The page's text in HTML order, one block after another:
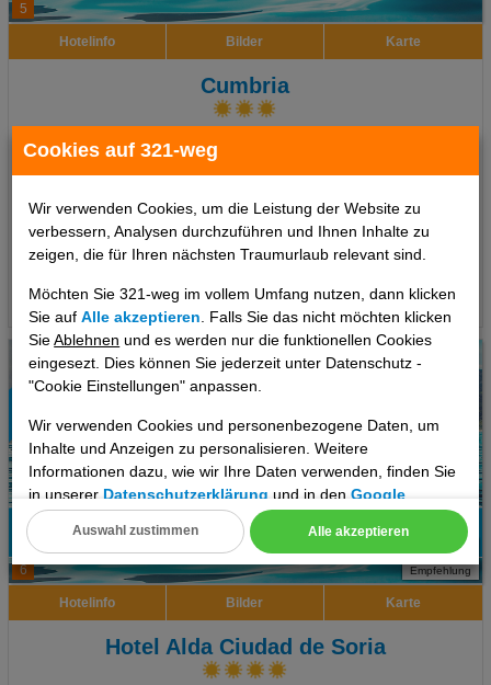
Cookies auf 321-weg
Wir verwenden Cookies, um die Leistung der Website zu
verbessern, Analysen durchzuführen und Ihnen Inhalte zu
zeigen, die für Ihren nächsten Traumurlaub relevant sind.
Möchten Sie 321-weg im vollem Umfang nutzen, dann klicken
Sie aufAlle akzeptieren . Falls Sie das nicht möchten klicken
SieAblehnen und es werden nur die funktionellen Cookies
eingesezt. Dies können Sie jederzeit unter Datenschutz -
"Cookie Einstellungen" anpassen.
Wir verwenden Cookies und personenbezogene Daten, um
Inhalte und Anzeigen zu personalisieren. Weitere
Informationen dazu, wie wir Ihre Daten verwenden, finden Sie
in unsererDatenschutzerklärung und in denGoogle
Datenschutz- und Nutzungsbedingungen
Cookie Einstellungen
Alle akzeptieren
Auswahl zustimmen
5
Hotelinfo Bilder Karte
Cumbria
Zentral-Spanien, Spanien Festland
ab 657 €
pro Person
Termine
6
100%
Empfehlung
Hotelinfo Bilder Karte
Hotel Alda Ciudad de Soria